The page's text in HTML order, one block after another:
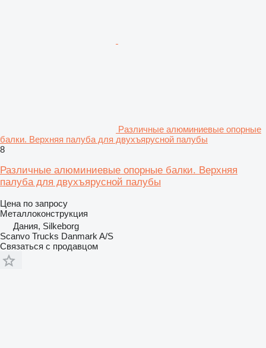
Различные алюминиевые опорные
балки. Верхняя палуба для двухъярусной палубы
8
Различные алюминиевые опорные балки. Верхняя
палуба для двухъярусной палубы
Цена по запросу
Металлоконструкция
Дания, Silkeborg
Scanvo Trucks Danmark A/S
Связаться с продавцом